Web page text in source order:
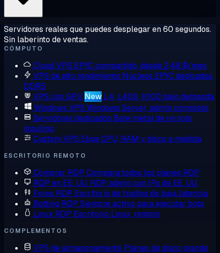
Servidores reales que puedes desplegar en 60 segundos.
Sin laberinto de ventas.
CÓMPUTO
Cloud VPS EPYC compartido, desde 2,48 $/mes
VPS de alto rendimiento Núcleos EPYC dedicados,
DDR5
VPS con GPU New L4, L40S, H100 bajo demanda
Windows VPS Windows Server, admin completo
Servidores dedicados Bare metal de un solo
inquilino
Custom VPS Elige CPU, RAM y disco a medida
ESCRITORIO REMOTO
Comprar RDP Compara todos los planes RDP
RDP en EE. UU. RDP admin con IPs de EE. UU.
Forex RDP Escritorio de trading de baja latencia
Botting RDP Siempre activo para ejecutar bots
Linux RDP Escritorio Linux, remoto
COMPLEMENTOS
VPS de almacenamiento Planes de disco grande